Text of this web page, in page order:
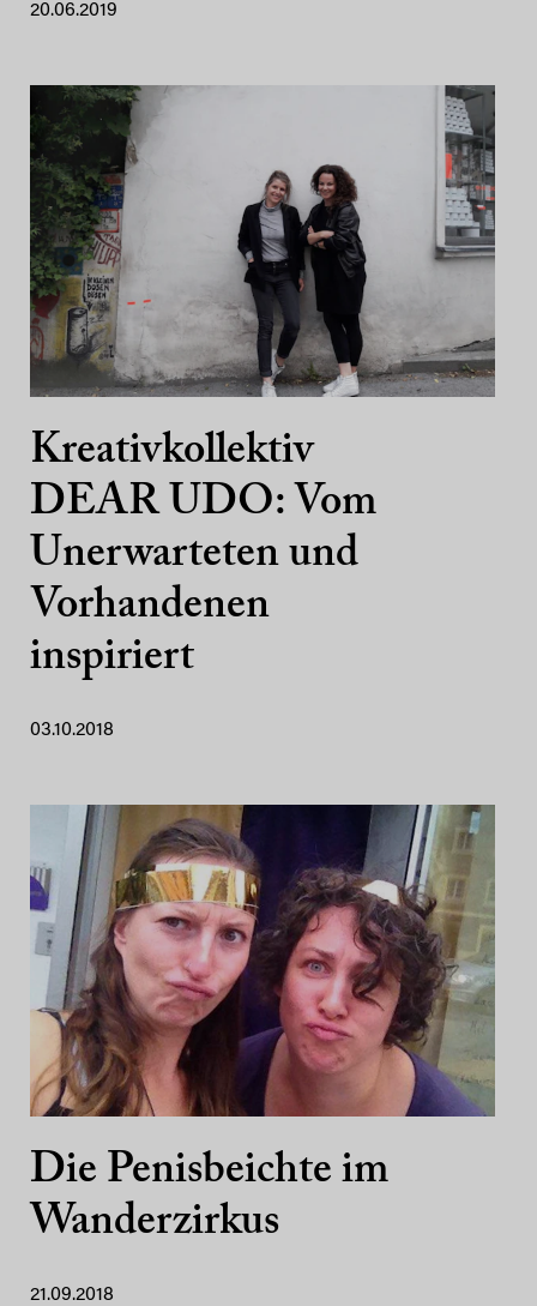
20.06.2019
Kreativkollektiv
DEAR UDO: Vom
Unerwarteten und
Vorhandenen
inspiriert
03.10.2018
Die Penisbeichte im
Wanderzirkus
21.09.2018